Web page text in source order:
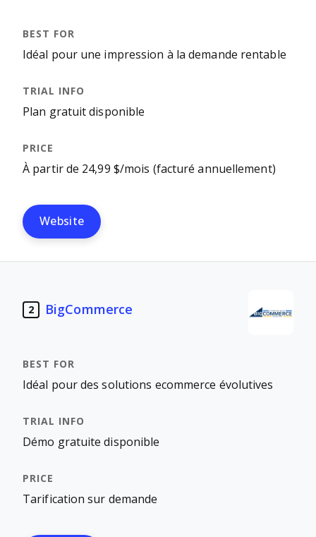
Idéal pour une impression à la demande rentable
Plan gratuit disponible
À partir de 24,99 $/mois (facturé annuellement)
Website
2 BigCommerce
Idéal pour des solutions ecommerce évolutives
Démo gratuite disponible
Tarification sur demande